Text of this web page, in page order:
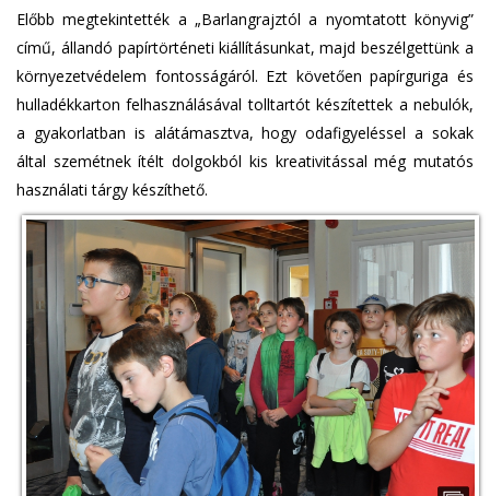
Előbb megtekintették a „Barlangrajztól a nyomtatott könyvig”
című, állandó papírtörténeti kiállításunkat, majd beszélgettünk a
környezetvédelem fontosságáról. Ezt követően papírguriga és
hulladékkarton felhasználásával tolltartót készítettek a nebulók,
a gyakorlatban is alátámasztva, hogy odafigyeléssel a sokak
által szemétnek ítélt dolgokból kis kreativitással még mutatós
használati tárgy készíthető.